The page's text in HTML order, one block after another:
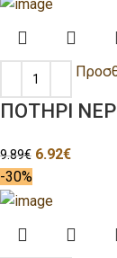
ΠΟΤΗΡΙ
9.89€ 6.92€
-30%